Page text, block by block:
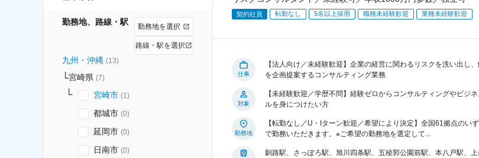
勤務地、路線・駅 勤務地を選択
路線・駅を選択
九州・沖縄 (13)
宮崎県 (7)
宮崎市 (1 )
都城市 (0)
延岡市 (0)
日南市 (0)
契約社員 転勤なし 5名以上採用 職種未経験歓迎 業種未経験歓迎
仕事
【法人向け／未経験歓迎】企業の経営に関わるリスクを洗い出し
を企画提案するコンサルティング業務
対象
【未経験歓迎／学歴不問】経験ゼロからコンサルティングやビジ
ルを身につけたい方
勤務地
【転勤なし／U・Iターン歓迎／希望により決定】全国61拠点のい
で勤務いただきます。※ご希望の勤務地を選定して...
釧路駅、さっぽろ駅、旭川四条駅、五稜郭公園前駅、本八戸駅、上